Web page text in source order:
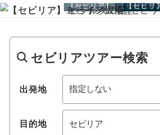
【セビリア】 ヒラルダの
【セビリア
【セビリ
セビリアツアー検索
出発地
目的地
四国
トレド
バレンシア
セビリア
ビルバオ
日 月 火 水 木
女性限定
おひとり様参加限定
列車の旅